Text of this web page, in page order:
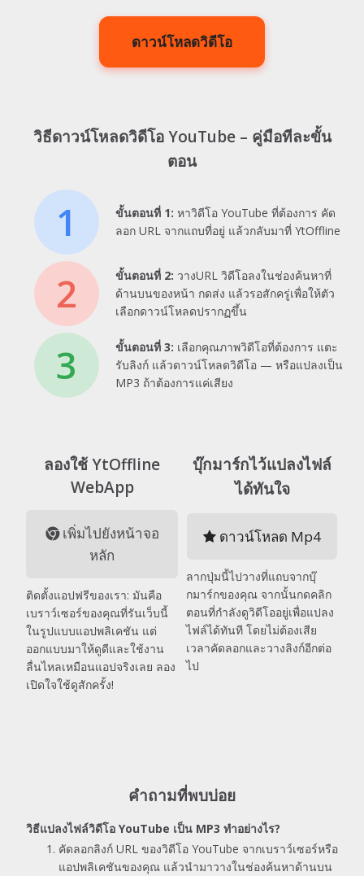
ดาวน์โหลดวิดีโอ
วิธีดาวน์โหลดวิดีโอ YouTube – คู่มือทีละขั้น
ตอน
1 ขั้นตอนที่ 1: หาวิดีโอ YouTube ที่ต้องการ คัด
ลอก URL จากแถบที่อยู่ แล้วกลับมาที่ YtOffline
2 ขั้นตอนที่ 2: วางURL วิดีโอลงในช่องค้นหาที่
ด้านบนของหน้า กดส่ง แล้วรอสักครู่เพื่อให้ตัว
เลือกดาวน์โหลดปรากฏขึ้น
3 ขั้นตอนที่ 3: เลือกคุณภาพวิดีโอที่ต้องการ แตะ
รับลิงก์ แล้วดาวน์โหลดวิดีโอ — หรือแปลงเป็น
MP3 ถ้าต้องการแค่เสียง
ลองใช้ YtOffline
WebApp
เพิ่มไปยังหน้าจอ
หลัก
ติดตั้งแอปฟรีของเรา: มันคือ
เบราว์เซอร์ของคุณที่รันเว็บนี้
ในรูปแบบแอปพลิเคชัน แต่
ออกแบบมาให้ดูดีและใช้งาน
ลื่นไหลเหมือนแอปจริงเลย ลอง
เปิดใจใช้ดูสักครั้ง!
บุ๊กมาร์กไว้แปลงไฟล์
ได้ทันใจ
ดาวน์โหลด Mp4
ลากปุ่มนี้ไปวางที่แถบจากบุ๊
กมาร์กของคุณ จากนั้นกดคลิก
ตอนที่กำลังดูวิดีโออยู่เพื่อแปลง
ไฟล์ได้ทันที โดยไม่ต้องเสีย
เวลาคัดลอกและวางลิงก์อีกต่อ
ไป
คำถามที่พบบ่อย
วิธีแปลงไฟล์วิดีโอ YouTube เป็น MP3 ทำอย่างไร?
คัดลอกลิงก์ URL ของวิดีโอ YouTube จากเบราว์เซอร์หรือ
แอปพลิเคชันของคุณ แล้วนำมาวางในช่องค้นหาด้านบน